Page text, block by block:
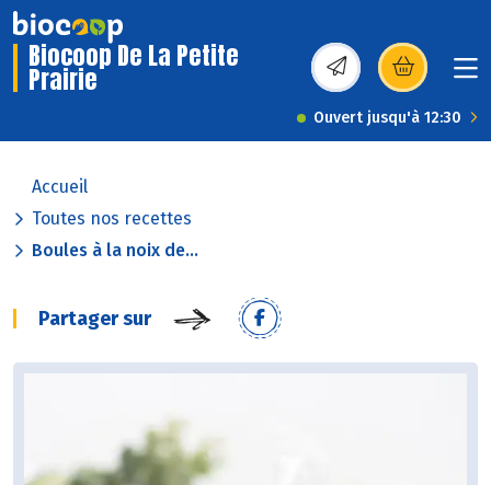
Biocoop De La Petite
Prairie (s’ouvre dans une
Ouvert jusqu'à 12:30
Accueil
Toutes nos recettes
Boules à la noix de...
Partager sur